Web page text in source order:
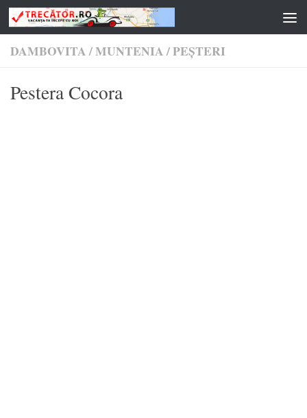
Skip to content
DAMBOVITA/MUNTENIA/PEȘTERI
Pestera Cocora